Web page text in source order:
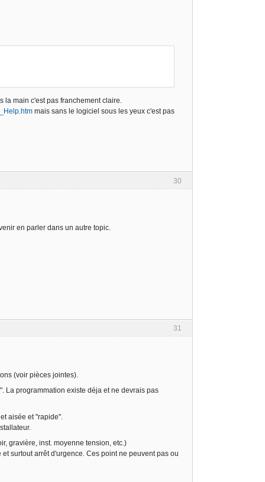
main c'est pas franchement claire.
mais sans le logiciel sous les yeux c'est pas
30
en parler dans un autre topic.
31
(voir pièces jointes).
La programmation existe déja et ne devrais pas
aisée et "rapide".
gravière, inst. moyenne tension, etc.)
surtout arrêt d'urgence. Ces point ne peuvent pas ou